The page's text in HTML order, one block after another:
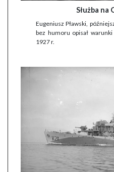
Służba na
Eugeniusz Pławski,
bez humoru opisał
1927 r.